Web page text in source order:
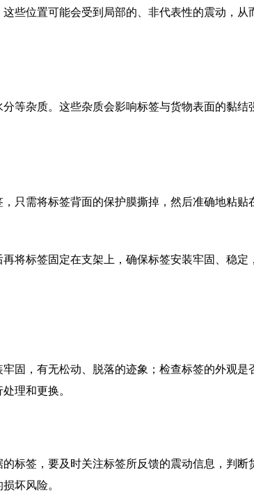
些位置可能会受到局部的、非代表性的震动，
等杂质。这些杂质会影响标签与货物表面的黏
只需将标签背面的保护膜撕掉，然后准确地粘
将标签固定在支架上，确保标签安装牢固、稳定
固，有无松动、脱落的迹象；检查标签的外观
理和更换。
标签，要及时关注标签所反馈的震动信息，判
坏风险。